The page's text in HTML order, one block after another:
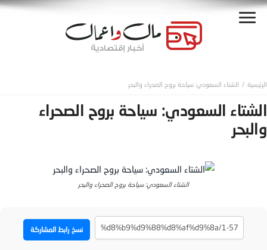
الشتاء السعودي: سياحة بروح الصحراء والبحر
الشتاء السعودي: سياحة بروح الصحراء
والبحر
الشتاء السعودي: سياحة بروح الصحراء والبحر
نسخ رابط المشاركة